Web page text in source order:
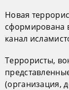
Новая
сформирована
канал
Террористы,
(организация,